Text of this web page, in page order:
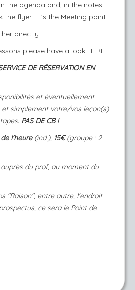
the agenda and, in the notes
the flyer : it's the Meeting point.
directly.
please have a look HERE.
DE RÉSERVATION EN
et éventuellement
simplement votre/vos leçon(s)
PAS DE CB !
de l'heure(ind.), 15€(groupe : 2
du prof, au moment du
"Raison", entre autre, l'endroit
ce sera le Point de